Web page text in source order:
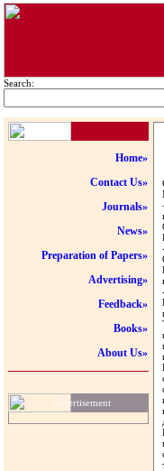
Search:
Home»
Contact Us»
Journals»
News»
Preparation of Papers»
Advertising»
Feedback»
Books»
About Us»
advertisement